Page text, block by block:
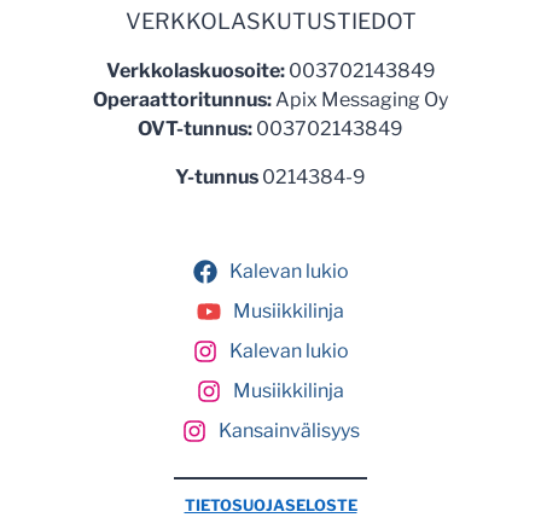
VERKKOLASKUTUSTIEDOT
Verkkolaskuosoite:003702143849
Operaattoritunnus: Apix Messaging Oy
OVT-tunnus: 003702143849
Y-tunnus 0214384-9
Kalevan lukio
Musiikkilinja
Kalevan lukio
Musiikkilinja
Kansainvälisyys
TIETOSUOJASELOSTE